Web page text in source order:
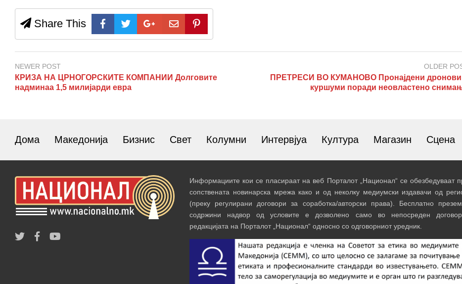
Share This
NEWER POST
КРИЗА НА ЦРНОГОРСКИТЕ КОМПАНИИ Долговите
надминаа 1,5 милијарди евра
OLDER
ПРЕТРЕСИ ВО КУМАНОВО Пронајдени дронови
куршуми поради неовластено
Дома Македонија Бизнис Свет Колумни Интервјуа Култура Магазин Сцена
Информациите кои се пласираат на веб Порталот „Национал“ се обезбедуваат
сопствената новинарска мрежа како и од неколку медиумски издавачи од
(преку регулирани договори за соработка/авторски права). Бесплатно
содржини надвор од условите е дозволено само во непосреден
редакцијата на Порталот „Национал“ односно со одговорниот уредник.